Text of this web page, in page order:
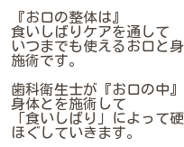
『お口の整体は』
食いしばりケアを通して
いつまでも使えるお口と
施術です。
歯科衛生士が『お口の中
身体とを施術して
「食いしばり」によって
ほぐしていきます。